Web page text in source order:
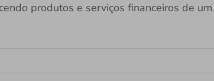
produtos e serviços financeiros de